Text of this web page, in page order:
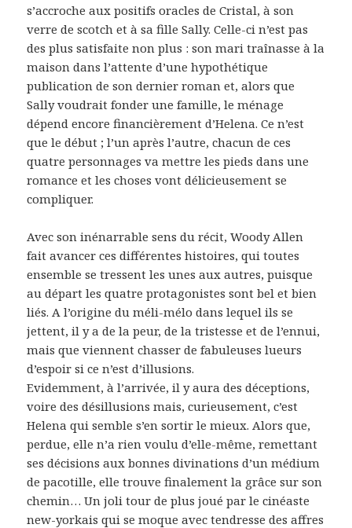
s’accroche aux positifs oracles de Cristal, à son
verre de scotch et à sa fille Sally. Celle-ci n’est pas
des plus satisfaite non plus : son mari traînasse à la
maison dans l’attente d’une hypothétique
publication de son dernier roman et, alors que
Sally voudrait fonder une famille, le ménage
dépend encore financièrement d’Helena. Ce n’est
que le début ; l’un après l’autre, chacun de ces
quatre personnages va mettre les pieds dans une
romance et les choses vont délicieusement se
compliquer.
Avec son inénarrable sens du récit, Woody Allen
fait avancer ces différentes histoires, qui toutes
ensemble se tressent les unes aux autres, puisque
au départ les quatre protagonistes sont bel et bien
liés. A l’origine du méli-mélo dans lequel ils se
jettent, il y a de la peur, de la tristesse et de l’ennui,
mais que viennent chasser de fabuleuses lueurs
d’espoir si ce n’est d’illusions.
Evidemment, à l’arrivée, il y aura des déceptions,
voire des désillusions mais, curieusement, c’est
Helena qui semble s’en sortir le mieux. Alors que,
perdue, elle n’a rien voulu d’elle-même, remettant
ses décisions aux bonnes divinations d’un médium
de pacotille, elle trouve finalement la grâce sur son
chemin… Un joli tour de plus joué par le cinéaste
new-yorkais qui se moque avec tendresse des affres